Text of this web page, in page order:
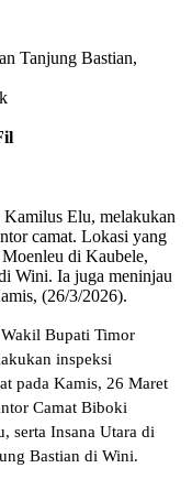
Tanjung Bastian,
Elu, melakukan
camat. Lokasi yang
di Kaubele,
Wini. Ia juga meninjau
(26/3/2026).
Bupati Timor
inspeksi
pada Kamis, 26 Maret
Camat Biboki
serta Insana Utara di
Bastian di Wini.